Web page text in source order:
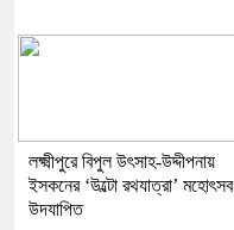
লক্ষ্মীপুরে বিপুল উৎসাহ-উদ্দীপনায়
ইসকনের ‘উল্টো রথযাত্রা’ মহোৎসব
উদযাপিত